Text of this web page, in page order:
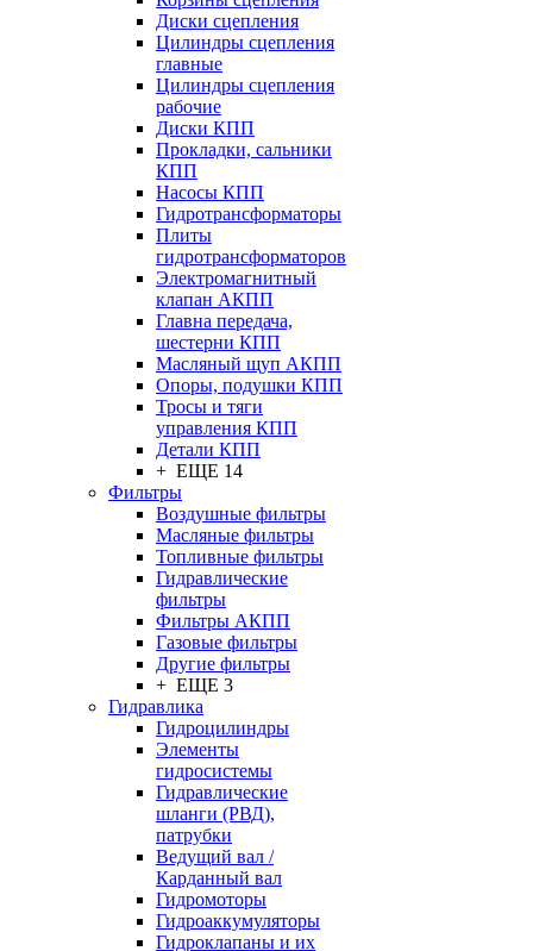
Диски сцепления
Цилиндры сцепления
главные
Цилиндры сцепления
рабочие
Диски КПП
Прокладки, сальники
КПП
Насосы КПП
Гидротрансформаторы
Плиты
гидротрансформаторов
Электромагнитный
клапан АКПП
Главна передача,
шестерни КПП
Масляный щуп АКПП
Опоры, подушки КПП
Тросы и тяги
управления КПП
Детали КПП
+ ЕЩЕ 14
Фильтры
Воздушные фильтры
Масляные фильтры
Топливные фильтры
Гидравлические
фильтры
Фильтры АКПП
Газовые фильтры
Другие фильтры
+ ЕЩЕ 3
Гидравлика
Гидроцилиндры
Элементы
гидросистемы
Гидравлические
шланги (РВД),
патрубки
Ведущий вал /
Карданный вал
Гидромоторы
Гидроаккумуляторы
Гидроклапаны и их